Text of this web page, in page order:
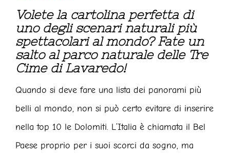
Volete la cartolina perfetta di
uno degli scenari naturali più
spettacolari al mondo? Fate un
salto al parco naturale delle Tre
Cime di Lavaredo!
Quando si deve fare una lista dei panorami più
belli al mondo, non si può certo evitare di inserire
nella top 10 le Dolomiti. L’Italia è chiamata il Bel
Paese proprio per i suoi scorci da sogno, ma